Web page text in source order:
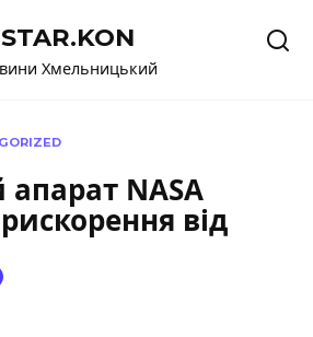
STAR.KON
Хмельницький
NASA
від